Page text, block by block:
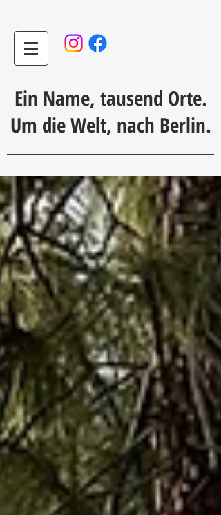
Ein Name, tausend Orte.
Um die Welt, nach Berlin.